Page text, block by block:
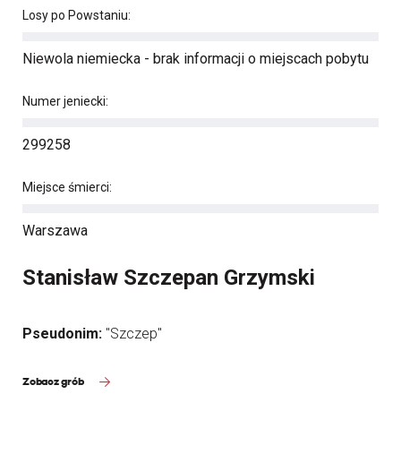
Losy po Powstaniu:
Niewola niemiecka - brak informacji o miejscach pobytu
Numer jeniecki:
299258
Miejsce śmierci:
Warszawa
Stanisław Szczepan Grzymski
Pseudonim: "Szczep"
Zobacz grób